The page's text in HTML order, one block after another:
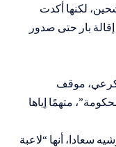
لكنها أكدت
بار حتى صدور
كرعي، موقف
متهمًا إياها
سعادا، أنها “لاعبة